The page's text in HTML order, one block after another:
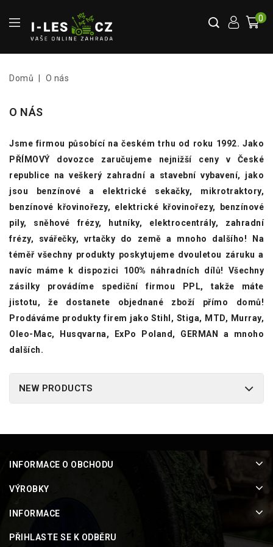
0
Domů O nás
O NÁS
Jsme firmou působící na českém trhu od roku 1992. Jako
PŘÍMOVÝ dovozce zaručujeme nejnižší ceny v České
republice na veškerý zahradní a stavební vybavení, jako
jsou benzínové a elektrické sekačky, mikrotraktory,
benzínové křovinořezy, elektrické křovinořezy, benzínové
pily, sněhové frézy, hutníky, elektrocentrály, zahradní
frézy, svářečky, vrtačky do země a mnoho dalšího! Na
téměř všechny produkty poskytujeme dvouletou záruku a
navíc máme k dispozici 100% náhradních dílů! Všechny
zásilky provádíme spediční firmou PPL, takže máte
jistotu, že dostanete objednané zboží přímo domů!
Prodáváme produkty firem jako Stihl, Stiga, MTD, Murray,
Oleo-Mac, Husqvarna, ExPo Poland, GERMAN a mnoho
dalších.
NEW PRODUCTS
INFORMACE O OBCHODU
VÝROBKY
INFORMACE
PŘIHLASTE SE K ODBĚRU